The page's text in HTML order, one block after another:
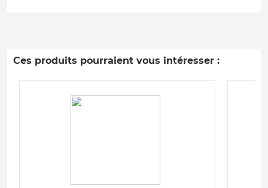
Ces produits pourraient vous intéresser :